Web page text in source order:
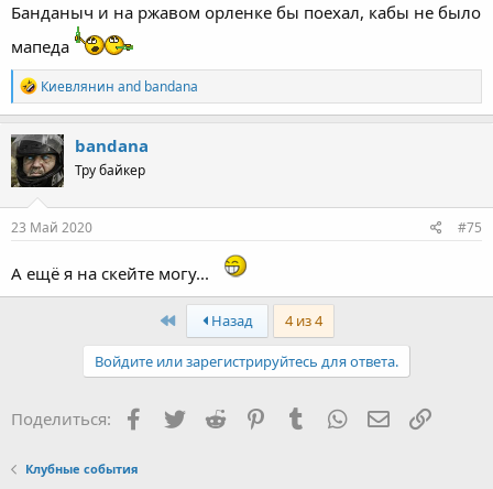
Банданыч и на ржавом орленке бы поехал, кабы не было
мапеда
R
e
a
c
t
i
o
n
s
Киевлянин and bandana
bandana
Тру байкер
23 Май 2020 #75
А ещё я на скейте могу...
First Назад 4 из 4
Войдите или зарегистрируйтесь для ответа.
Поделиться: Facebook
TwitterReddit PinterestTumblr WhatsApp Ссылка
Клубные события